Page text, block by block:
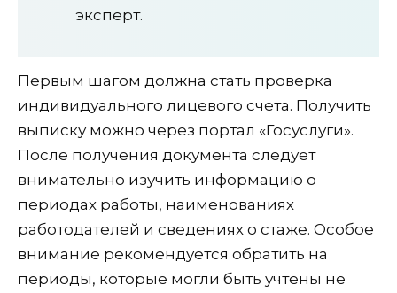
эксперт.
Первым шагом должна стать проверка
индивидуального лицевого счета. Получить
выписку можно через портал «Госуслуги».
После получения документа следует
внимательно изучить информацию о
периодах работы, наименованиях
работодателей и сведениях о стаже. Особое
внимание рекомендуется обратить на
периоды, которые могли быть учтены не